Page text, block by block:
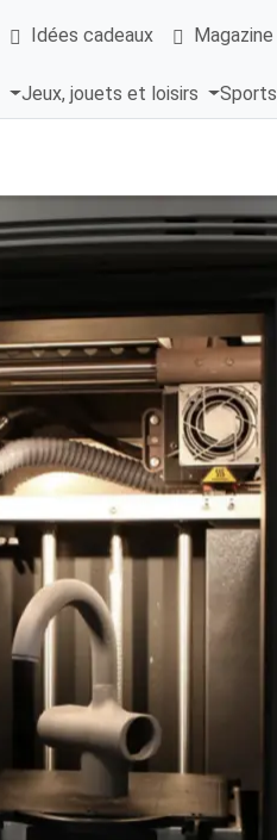
Idées cadeaux Magazine
Jeux, jouets et loisirs Sports